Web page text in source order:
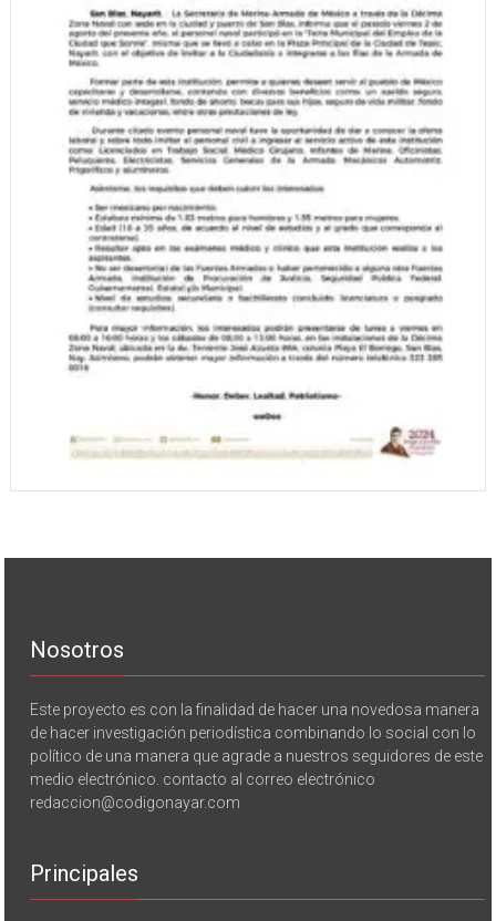
Nosotros
Este proyecto es con la finalidad de hacer una novedosa manera
de hacer investigación periodística combinando lo social con lo
político de una manera que agrade a nuestros seguidores de este
medio electrónico. contacto al correo electrónico
redaccion@codigonayar.com
Principales